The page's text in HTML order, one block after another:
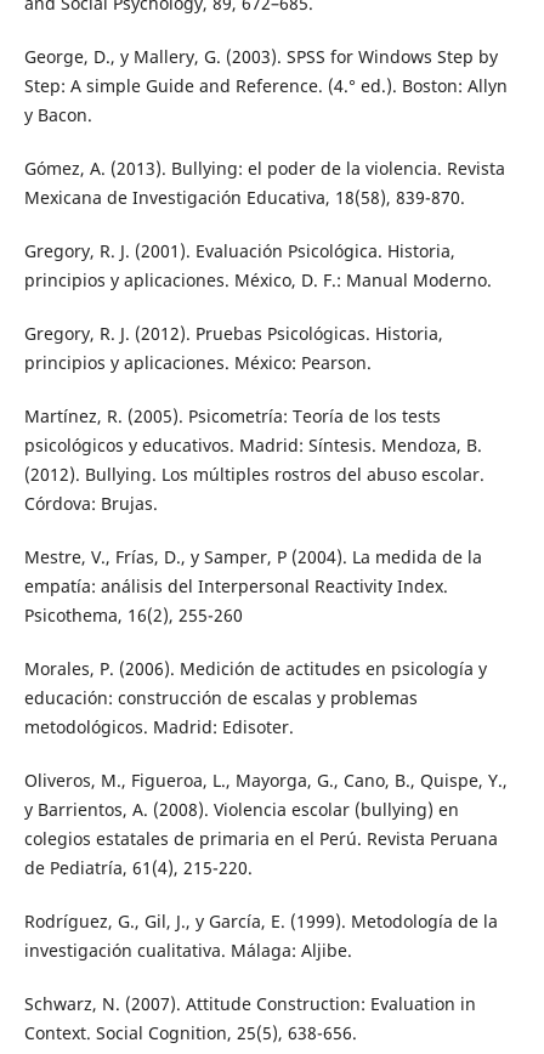
George, D., y Mallery, G. (2003). SPSS for Windows Step by
Step: A simple Guide and Reference. (4.° ed.). Boston: Allyn
y Bacon.
Gómez, A. (2013). Bullying: el poder de la violencia. Revista
Mexicana de Investigación Educativa, 18(58), 839-870.
Gregory, R. J. (2001). Evaluación Psicológica. Historia,
principios y aplicaciones. México, D. F.: Manual Moderno.
Gregory, R. J. (2012). Pruebas Psicológicas. Historia,
principios y aplicaciones. México: Pearson.
Martínez, R. (2005). Psicometría: Teoría de los tests
psicológicos y educativos. Madrid: Síntesis. Mendoza, B.
(2012). Bullying. Los múltiples rostros del abuso escolar.
Córdova: Brujas.
Mestre, V., Frías, D., y Samper, P (2004). La medida de la
empatía: análisis del Interpersonal Reactivity Index.
Psicothema, 16(2), 255-260
Morales, P. (2006). Medición de actitudes en psicología y
educación: construcción de escalas y problemas
metodológicos. Madrid: Edisoter.
Oliveros, M., Figueroa, L., Mayorga, G., Cano, B., Quispe, Y.,
y Barrientos, A. (2008). Violencia escolar (bullying) en
colegios estatales de primaria en el Perú. Revista Peruana
de Pediatría, 61(4), 215-220.
Rodríguez, G., Gil, J., y García, E. (1999). Metodología de la
investigación cualitativa. Málaga: Aljibe.
Schwarz, N. (2007). Attitude Construction: Evaluation in
Context. Social Cognition, 25(5), 638-656.